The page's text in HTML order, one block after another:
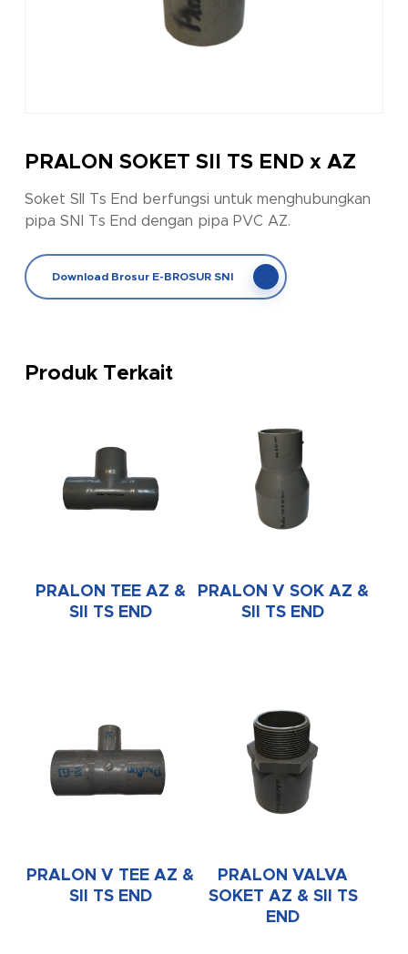
PRALON SOKET SII TS END x AZ
Soket SII Ts End berfungsi untuk menghubungkan
pipa SNI Ts End dengan pipa PVC AZ.
Download Brosur E-BROSUR SNI
Produk Terkait
PRALON TEE AZ &
SII TS END
PRALON V SOK AZ &
SII TS END
PRALON V TEE AZ &
SII TS END
PRALON VALVA
SOKET AZ & SII TS
END